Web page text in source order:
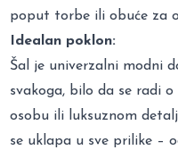
poput torbe ili obuće za
Idealan poklon:
Šal je univerzalni modni
svakoga, bilo da se radi
osobu ili luksuznom
se uklapa u sve prilike –